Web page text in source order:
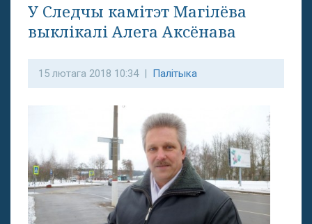
У Следчы камітэт Магілёва
выклікалі Алега Аксёнава
15 лютага 2018 10:34 | Палітыка